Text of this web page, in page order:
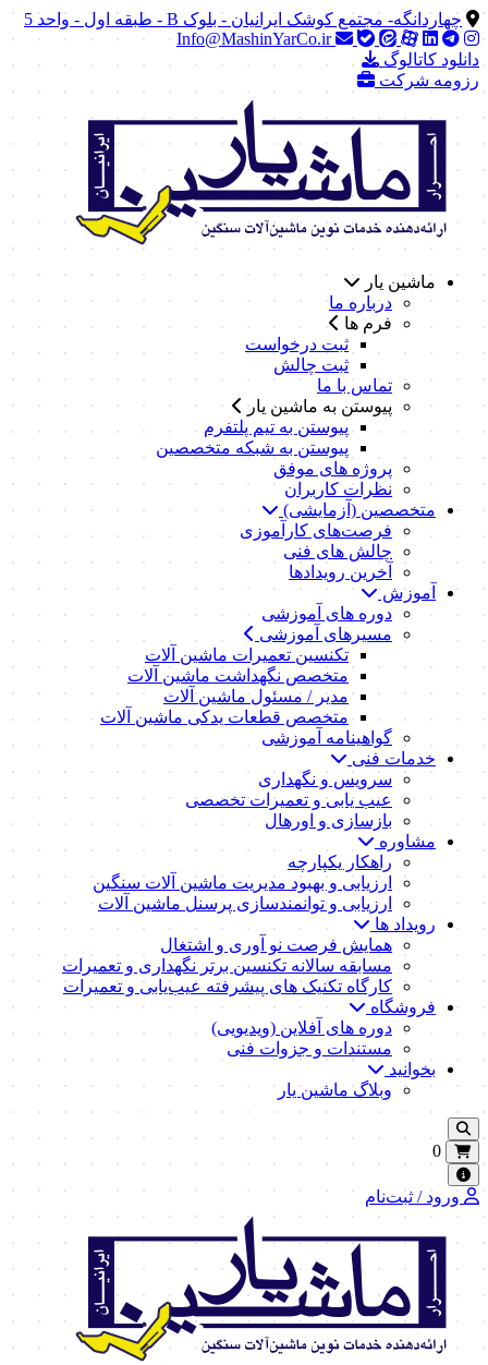
چهاردانگه- مجتمع کوشک ایرانیان - بلوک B - طبقه اول - واحد 5
Info@MashinYarCo.ir
دانلود کاتالوگ
رزومه شرکت
ماشین یار
درباره ما
فرم ها
ثبت درخواست
ثبت چالش
تماس با ما
پیوستن به ماشین یار
پیوستن به تیم پلتفرم
پیوستن به شبکه متخصصین
پروژه های موفق
نظرات کاربران
متخصصین (آزمایشی)
فرصت‌های کارآموزی
چالش های فنی
آخرین رویدادها
آموزش
دوره های آموزشی
مسیرهای آموزشی
تکنسین تعمیرات ماشین آلات
متخصص نگهداشت ماشین آلات
مدیر / مسئول ماشین آلات
متخصص قطعات یدکی ماشین آلات
گواهینامه آموزشی
خدمات فنی
سرویس و نگهداری
عیب یابی و تعمیرات تخصصی
بازسازی و اورهال
مشاوره
راهکار یکپارچه
ارزیابی و بهبود مدیریت ماشین آلات سنگین
ارزیابی و توانمندسازی پرسنل ماشین آلات
رویداد ها
همایش فرصت نو آوری و اشتغال
مسابقه سالانه تکنسین برتر نگهداری و تعمیرات
کارگاه تکنیک‌ های پیشرفته عیب‌یابی و تعمیرات
فروشگاه
دوره های آفلاین (ویدیویی)
مستندات و جزوات فنی
بخوانید
وبلاگ ماشین یار
0
ورود / ثبت‌نام